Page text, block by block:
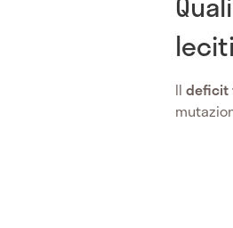
Il deficit